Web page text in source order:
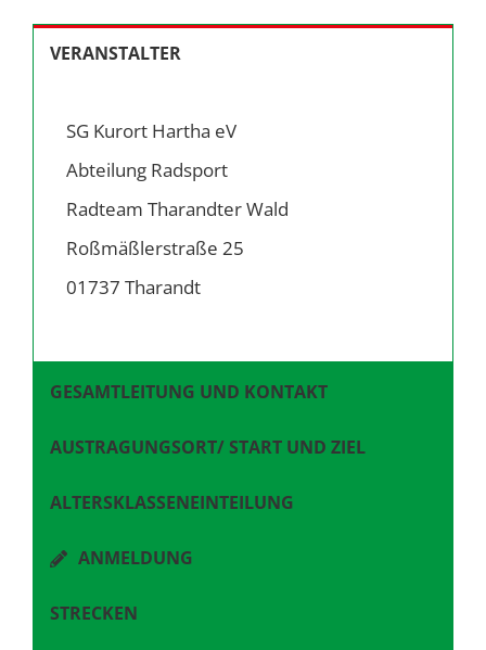
VERANSTALTER
SG Kurort Hartha eV
Abteilung Radsport
Radteam Tharandter Wald
Roßmäßlerstraße 25
01737 Tharandt
GESAMTLEITUNG UND KONTAKT
AUSTRAGUNGSORT/ START UND ZIEL
ALTERSKLASSENEINTEILUNG
ANMELDUNG
STRECKEN